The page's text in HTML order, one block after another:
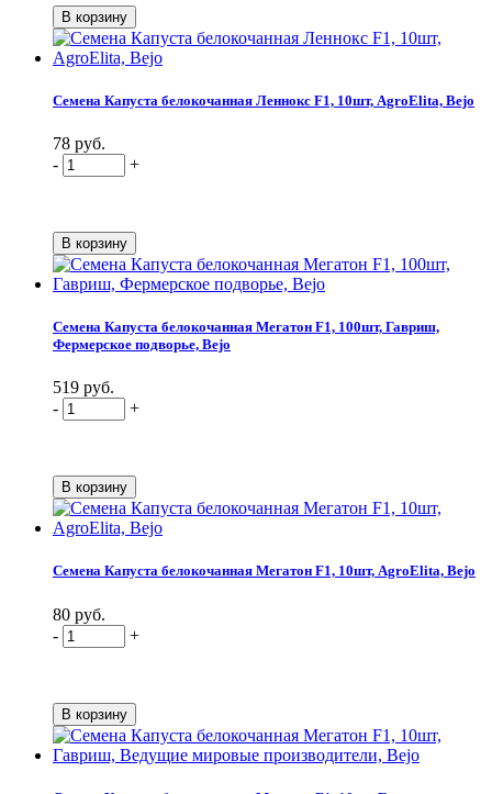
Семена Капуста белокочанная Леннокс F1, 10шт, AgroElita, Bejo
78 руб.
-
+
Семена Капуста белокочанная Мегатон F1, 100шт, Гавриш,
Фермерское подворье, Bejo
519 руб.
-
+
Семена Капуста белокочанная Мегатон F1, 10шт, AgroElita, Bejo
80 руб.
-
+